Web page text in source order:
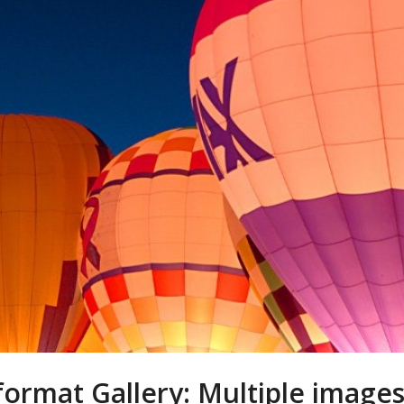
Gallery: Multiple